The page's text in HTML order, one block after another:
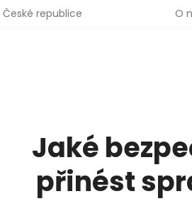
republice O
Jaké
přinést